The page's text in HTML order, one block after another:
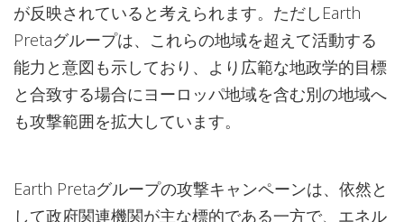
が反映されていると考えられます。ただしEarth
Pretaグループは、これらの地域を超えて活動する
能力と意図も示しており、より広範な地政学的目標
と合致する場合にヨーロッパ地域を含む別の地域へ
も攻撃範囲を拡大しています。
Earth Pretaグループの攻撃キャンペーンは、依然と
して政府関連機関が主な標的である一方で、エネル